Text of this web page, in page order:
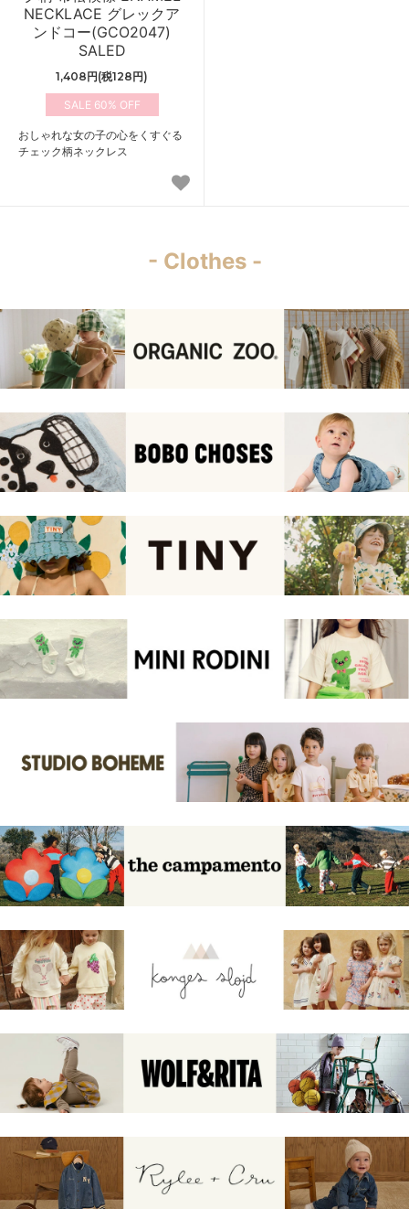
NECKLACE グレックア
ンドコー(GCO2047)
SALED
1,408円(税128円)
60%
おしゃれな女の子の心をくすぐる
チェック柄ネックレス
- Clothes -